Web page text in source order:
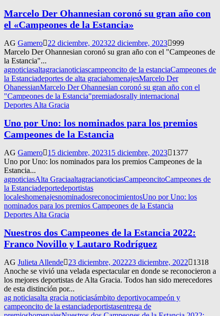
Marcelo Der Ohannesian coronó su gran año con
el «Campeones de la Estancia»
AG Gamero 22 diciembre, 202322 diciembre, 2023 999
Marcelo Der Ohannesian coronó su gran año con el "Campeones de
la Estancia"...
agnoticiasaltagracianoticiascampeoncito de la estanciaCampeones de
la Estanciadeportes de alta graciahomenajesMarcelo Der
OhanessianMarcelo Der Ohannesian coronó su gran año con el
"Campeones de la Estancia"premiadosrally internacional
Deportes Alta Gracia
Uno por Uno: los nominados para los premios
Campeones de la Estancia
AG Gamero 15 diciembre, 202315 diciembre, 2023
1377
Uno por Uno: los nominados para los premios Campeones de la
Estancia...
agnoticiasAlta GraciaaltagracianoticiasCampeoncitoCampeones de
la Estanciadeportedeportistas
localeshomenajesnominadosreconocimientosUno por Uno: los
nominados para los premios Campeones de la Estancia
Deportes Alta Gracia
Nuestros dos Campeones de la Estancia 2022:
Franco Novillo y Lautaro Rodríguez
AG Julieta Allende 23 diciembre, 202223 diciembre, 2022
1318
Anoche se vivió una velada espectacular en donde se reconocieron a
los mejores deportistas de Alta Gracia. Todos han sido merecedores
de esta distinción por...
ag noticiasalta gracia noticiasámbito deportivocampeón y
campeoncito de la estanciadeportistasentrega de